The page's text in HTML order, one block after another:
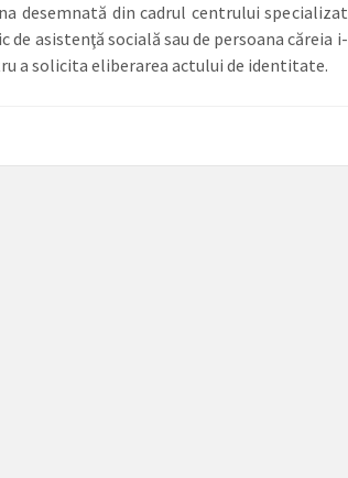
desemnată din cadrul centrului specializat
asistenţă socială sau de persoana căreia i-
a solicita eliberarea actului de identi­tate.